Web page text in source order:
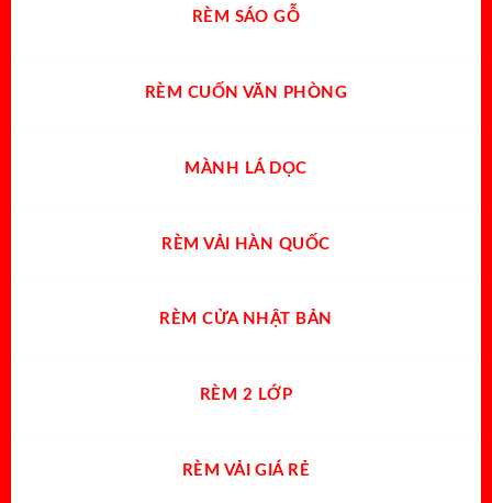
RÈM SÁO GỖ
RÈM CUỐN VĂN PHÒNG
MÀNH LÁ DỌC
RÈM VẢI HÀN QUỐC
RÈM CỬA NHẬT BẢN
RÈM 2 LỚP
RÈM VẢI GIÁ RẺ